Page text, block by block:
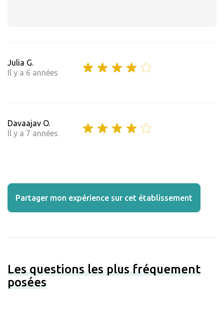
Julia G.
Il y a 6 années
Davaajav O.
Il y a 7 années
Partager mon expérience sur cet établissement
Les questions les plus fréquement
posées